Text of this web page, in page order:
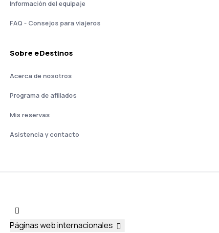
Información del equipaje
FAQ - Consejos para viajeros
Sobre eDestinos
Acerca de nosotros
Programa de afiliados
Mis reservas
Asistencia y contacto
Páginas web internacionales